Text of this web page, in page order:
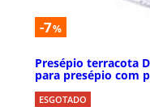
-7%
Presépio terracota
para presépio com
ESGOTADO